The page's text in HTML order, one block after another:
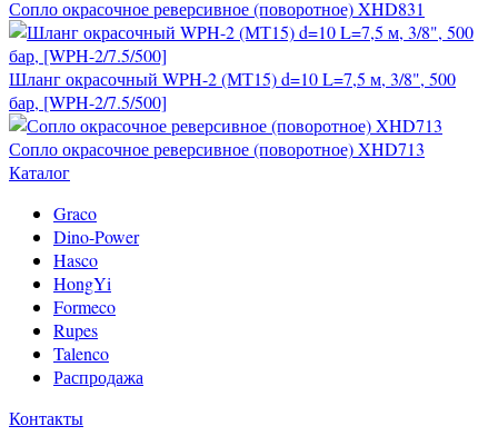
Сопло окрасочное реверсивное (поворотное) XHD831
Шланг окрасочный WPH-2 (МТ15) d=10 L=7,5 м, 3/8", 500
бар, [WPH-2/7.5/500]
Сопло окрасочное реверсивное (поворотное) XHD713
Каталог
Graco
Dino-Power
Hasco
HongYi
Formeco
Rupes
Talenco
Распродажа
Контакты